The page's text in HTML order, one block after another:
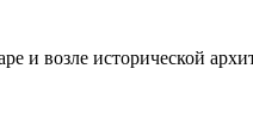
и возле исторической